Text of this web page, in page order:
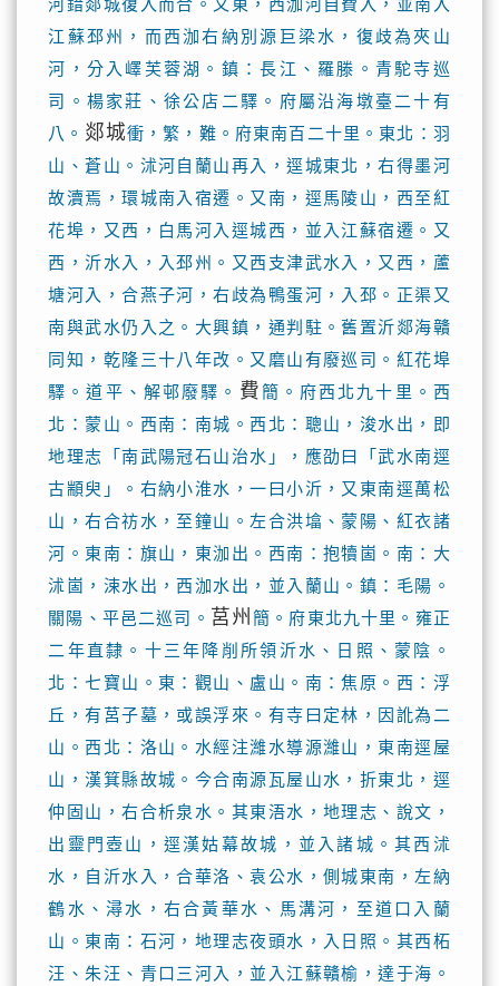
河錯郯城復入而合。又東，西泇河自費入，並南入
江蘇邳州，而西泇右納別源巨梁水，復歧為夾山
河，分入嶧芙蓉湖。鎮：長江、羅滕。青駝寺巡
司。楊家莊、徐公店二驛。府屬沿海墩臺二十有
八。 郯城衝，繁，難。府東南百二十里。東北：羽
山、蒼山。沭河自蘭山再入，逕城東北，右得墨河
故瀆焉，環城南入宿遷。又南，逕馬陵山，西至紅
花埠，又西，白馬河入逕城西，並入江蘇宿遷。又
西，沂水入，入邳州。又西支津武水入，又西，蘆
塘河入，合燕子河，右歧為鴨蛋河，入邳。正渠又
南與武水仍入之。大興鎮，通判駐。舊置沂郯海贛
同知，乾隆三十八年改。又磨山有廢巡司。紅花埠
驛。道平、解邨廢驛。 費簡。府西北九十里。西
北：蒙山。西南：南城。西北：聰山，浚水出，即
地理志「南武陽冠石山治水」，應劭曰「武水南逕
古顓臾」。右納小淮水，一曰小沂，又東南逕萬松
山，右合祊水，至鐘山。左合洪墖、蒙陽、紅衣諸
河。東南：旗山，東泇出。西南：抱犢崮。南：大
沭崮，涑水出，西泇水出，並入蘭山。鎮：毛陽。
關陽、平邑二巡司。 莒州簡。府東北九十里。雍正
二年直隸。十三年降削所領沂水、日照、蒙陰。
北：七寶山。東：觀山、盧山。南：焦原。西：浮
丘，有莒子墓，或誤浮來。有寺曰定林，因訛為二
山。西北：洛山。水經注濰水導源濰山，東南逕屋
山，漢箕縣故城。今合南源瓦屋山水，折東北，逕
仲固山，右合析泉水。其東浯水，地理志、說文，
出靈門壺山，逕漢姑幕故城，並入諸城。其西沭
水，自沂水入，合華洛、袁公水，側城東南，左納
鶴水、潯水，右合黃華水、馬溝河，至道口入蘭
山。東南：石河，地理志夜頭水，入日照。其西柘
汪、朱汪、青口三河入，並入江蘇贛榆，達于海。